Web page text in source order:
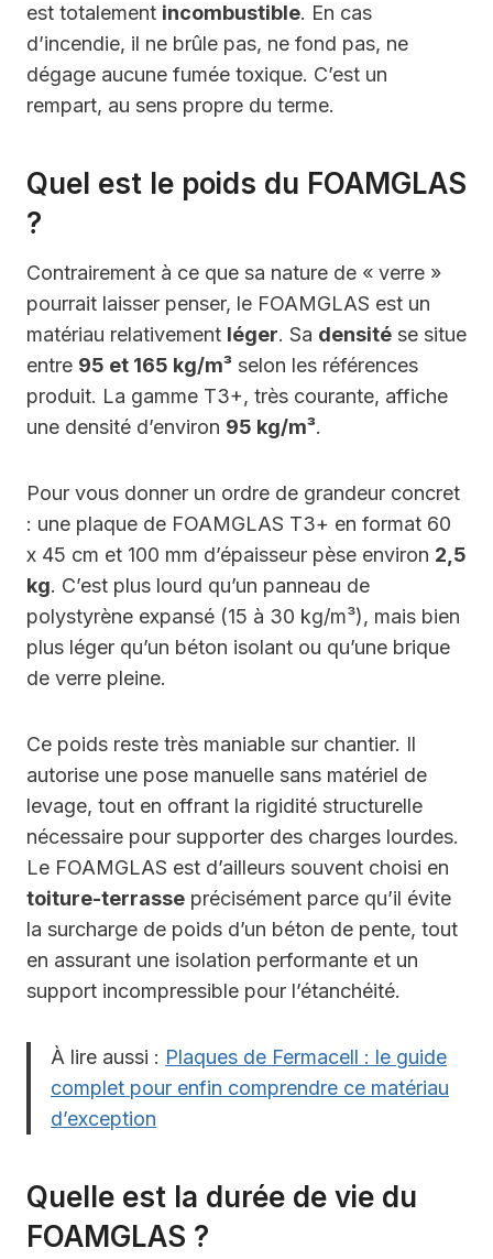
est totalement incombustible. En cas
d’incendie, il ne brûle pas, ne fond pas, ne
dégage aucune fumée toxique. C’est un
rempart, au sens propre du terme.
Quel est le poids du FOAMGLAS
?
Contrairement à ce que sa nature de « verre »
pourrait laisser penser, le FOAMGLAS est un
matériau relativement léger. Sa densité se situe
entre 95 et 165 kg/m³ selon les références
produit. La gamme T3+, très courante, affiche
une densité d’environ 95 kg/m³.
Pour vous donner un ordre de grandeur concret
: une plaque de FOAMGLAS T3+ en format 60
x 45 cm et 100 mm d’épaisseur pèse environ 2,5
kg. C’est plus lourd qu’un panneau de
polystyrène expansé (15 à 30 kg/m³), mais bien
plus léger qu’un béton isolant ou qu’une brique
de verre pleine.
Ce poids reste très maniable sur chantier. Il
autorise une pose manuelle sans matériel de
levage, tout en offrant la rigidité structurelle
nécessaire pour supporter des charges lourdes.
Le FOAMGLAS est d’ailleurs souvent choisi en
toiture-terrasse précisément parce qu’il évite
la surcharge de poids d’un béton de pente, tout
en assurant une isolation performante et un
support incompressible pour l’étanchéité.
À lire aussi : Plaques de Fermacell : le guide
complet pour enfin comprendre ce matériau
d’exception
Quelle est la durée de vie du
FOAMGLAS ?